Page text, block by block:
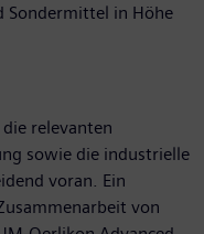
Sondermittel in Höhe
relevanten
sowie die industrielle
voran. Ein
von